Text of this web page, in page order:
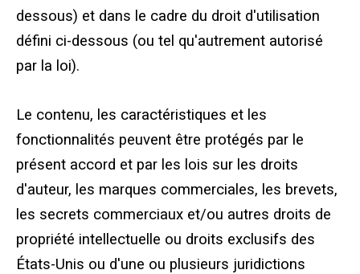
dessous) et dans le cadre du droit d'utilisation
défini ci-dessous (ou tel qu'autrement autorisé
par la loi).
Le contenu, les caractéristiques et les
fonctionnalités peuvent être protégés par le
présent accord et par les lois sur les droits
d'auteur, les marques commerciales, les brevets,
les secrets commerciaux et/ou autres droits de
propriété intellectuelle ou droits exclusifs des
États-Unis ou d'une ou plusieurs juridictions